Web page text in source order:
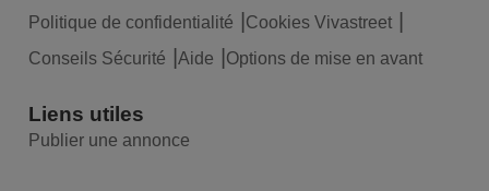
Politique de confidentialité
Cookies Vivastreet
Conseils Sécurité
Aide Options de mise en avant
Liens utiles
Publier une annonce